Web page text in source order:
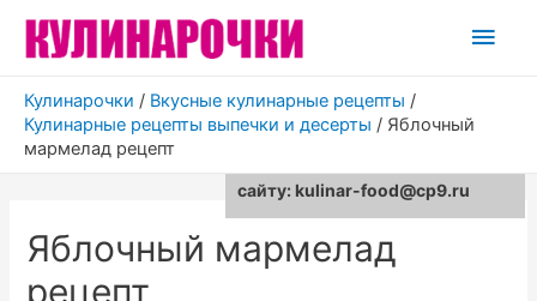
Кулинарочки / Вкусные кулинарные рецепты /
Кулинарные рецепты выпечки и десерты / Яблочный
мармелад рецепт
Яблочный мармелад
рецепт
сайту: kulinar-food@cp9.ru